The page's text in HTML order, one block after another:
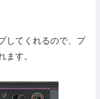
してくれるので、プ
ます。